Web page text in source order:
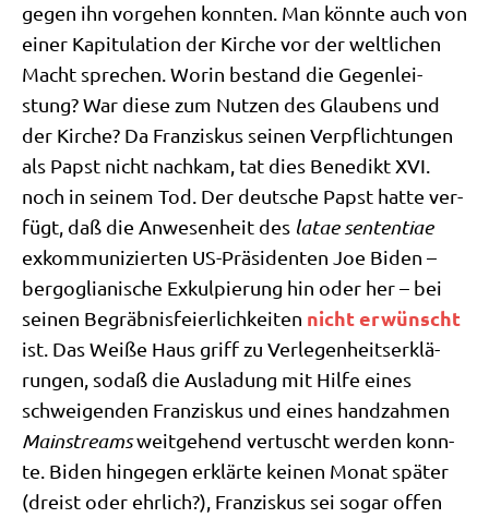
gegen ihn vor­ge­hen konn­ten. Man könn­te auch von
einer Kapi­tu­la­ti­on der Kir­che vor der welt­li­chen
Macht spre­chen. Wor­in bestand die Gegen­lei­
stung? War die­se zum Nut­zen des Glau­bens und
der Kir­che? Da Fran­zis­kus sei­nen Ver­pflich­tun­gen
als Papst nicht nach­kam, tat dies Bene­dikt XVI.
noch in sei­nem Tod. Der deut­sche Papst hat­te ver­
fügt, daß die Anwe­sen­heit des latae sen­ten­tiae
exkom­mu­ni­zier­ten US-Prä­si­den­ten Joe Biden –
berg­o­glia­ni­sche Exkul­pie­rung hin oder her – bei
sei­nen Begräb­nis­fei­er­lich­kei­ten nicht erwünscht
ist. Das Wei­ße Haus griff zu Ver­le­gen­heits­er­klä­
run­gen, sodaß die Aus­la­dung mit Hil­fe eines
schwei­gen­den Fran­zis­kus und eines hand­zah­men
Main­streamsweit­ge­hend ver­tuscht wer­den konn­
te. Biden hin­ge­gen erklär­te kei­nen Monat spä­ter
(dreist oder ehr­lich?), Fran­zis­kus sei sogar offen